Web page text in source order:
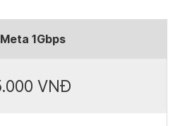
1Gbps
VNĐ